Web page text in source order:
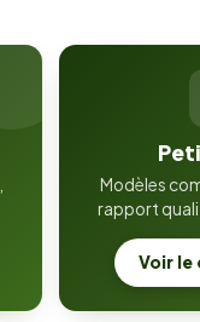
Modèles
rapport
Voir